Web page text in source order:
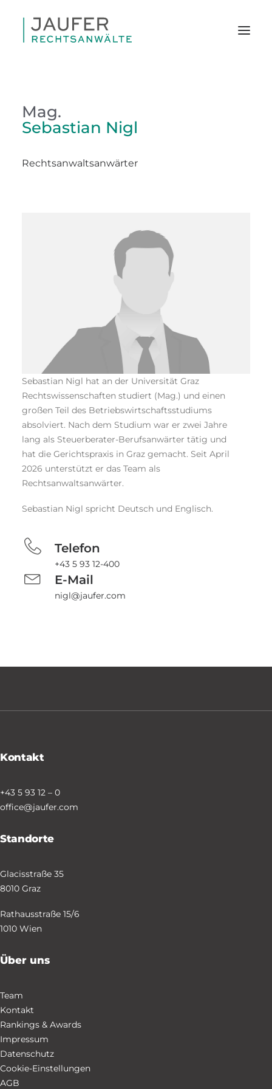
SEARCH
Mag.
Sebastian Nigl
Rechtsanwaltsanwärter
Sebastian Nigl hat an der Universität Graz
Rechtswissenschaften studiert (Mag.) und einen
großen Teil des Betriebswirtschaftsstudiums
absolviert. Nach dem Studium war er zwei Jahre
lang als Steuerberater-Berufsanwärter tätig und
hat die Gerichtspraxis in Graz gemacht. Seit April
2026 unterstützt er das Team als
Rechtsanwaltsanwärter.
Sebastian Nigl spricht Deutsch und Englisch.
Telefon
+43 5 93 12-400
E-Mail
nigl@jaufer.com
Kontakt
+43 5 93 12 – 0
office@jaufer.com
Standorte
Glacisstraße 35
8010 Graz
Rathausstraße 15/6
1010 Wien
Über uns
Team
Kontakt
Rankings & Awards
Impressum
Datenschutz
Cookie-Einstellungen
AGB